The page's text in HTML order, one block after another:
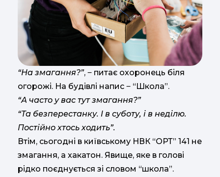
“На змагання?”, ‒ питає охоронець біля
огорожі. На будівлі напис ‒ “Школа”.
“А часто у вас тут змагання?”
“Та безперестанку. І в суботу, і в неділю.
Постійно хтось ходить”.
Втім, сьогодні в київському НВК “ОРТ” 141 не
змагання, а хакатон. Явище, яке в голові
рідко поєднується зі словом “школа”.